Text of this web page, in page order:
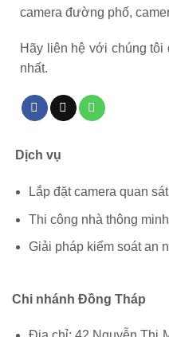
camera đường phố,
Hãy liên hệ với chúng
nhất.
Dịch vụ
Lắp đặt camera quan sát
Thi công nhà thông minh
Giải pháp kiểm soát an
Chi nhánh Đồng Tháp